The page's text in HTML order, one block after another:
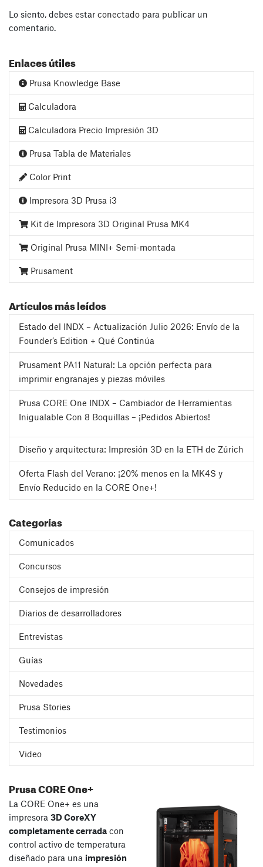
Lo siento, debes estar conectado para publicar un
comentario.
Enlaces útiles
Prusa Knowledge Base
Calculadora
Calculadora Precio Impresión 3D
Prusa Tabla de Materiales
Color Print
Impresora 3D Prusa i3
Kit de Impresora 3D Original Prusa MK4
Original Prusa MINI+ Semi-montada
Prusament
Artículos más leídos
Estado del INDX – Actualización Julio 2026: Envío de la
Founder’s Edition + Qué Continúa
Prusament PA11 Natural: La opción perfecta para
imprimir engranajes y piezas móviles
Prusa CORE One INDX – Cambiador de Herramientas
Inigualable Con 8 Boquillas – ¡Pedidos Abiertos!
Diseño y arquitectura: Impresión 3D en la ETH de Zúrich
Oferta Flash del Verano: ¡20% menos en la MK4S y
Envío Reducido en la CORE One+!
Categorías
Comunicados
Concursos
Consejos de impresión
Diarios de desarrolladores
Entrevistas
Guías
Novedades
Prusa Stories
Testimonios
Video
Prusa CORE One+
La CORE One+ es una
impresora 3D CoreXY
completamente cerrada con
control activo de temperatura
diseñado para una impresión